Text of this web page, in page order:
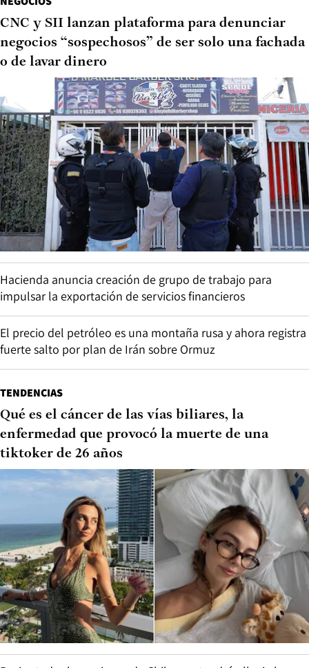
CNC y SII lanzan plataforma para denunciar
negocios “sospechosos” de ser solo una fachada
o de lavar dinero
Hacienda anuncia creación de grupo de trabajo para
impulsar la exportación de servicios financieros
El precio del petróleo es una montaña rusa y ahora registra
fuerte salto por plan de Irán sobre Ormuz
TENDENCIAS
Qué es el cáncer de las vías biliares, la
enfermedad que provocó la muerte de una
tiktoker de 26 años